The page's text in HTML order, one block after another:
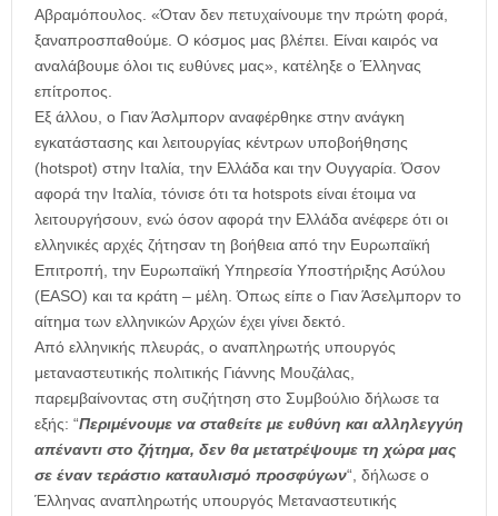
Αβραμόπουλος. «Όταν δεν πετυχαίνουμε την πρώτη φορά,
ξαναπροσπαθούμε. Ο κόσμος μας βλέπει. Είναι καιρός να
αναλάβουμε όλοι τις ευθύνες μας», κατέληξε ο Έλληνας
επίτροπος.
Εξ άλλου, ο Γιαν Άσλμπορν αναφέρθηκε στην ανάγκη
εγκατάστασης και λειτουργίας κέντρων υποβοήθησης
(hotspot) στην Ιταλία, την Ελλάδα και την Ουγγαρία. Όσον
αφορά την Ιταλία, τόνισε ότι τα hotspots είναι έτοιμα να
λειτουργήσουν, ενώ όσον αφορά την Ελλάδα ανέφερε ότι οι
ελληνικές αρχές ζήτησαν τη βοήθεια από την Ευρωπαϊκή
Επιτροπή, την Ευρωπαϊκή Υπηρεσία Υποστήριξης Ασύλου
(EASO) και τα κράτη – μέλη. Όπως είπε ο Γιαν Άσελμπορν το
αίτημα των ελληνικών Αρχών έχει γίνει δεκτό.
Aπό ελληνικής πλευράς, ο αναπληρωτής υπουργός
μεταναστευτικής πολιτικής Γιάννης Μουζάλας,
παρεμβαίνοντας στη συζήτηση στο Συμβούλιο δήλωσε τα
εξής: “Περιμένουμε να σταθείτε με ευθύνη και αλληλεγγύη
απέναντι στο ζήτημα, δεν θα μετατρέψουμε τη χώρα μας
σε έναν τεράστιο καταυλισμό προσφύγων“, δήλωσε ο
Έλληνας αναπληρωτής υπουργός Μεταναστευτικής